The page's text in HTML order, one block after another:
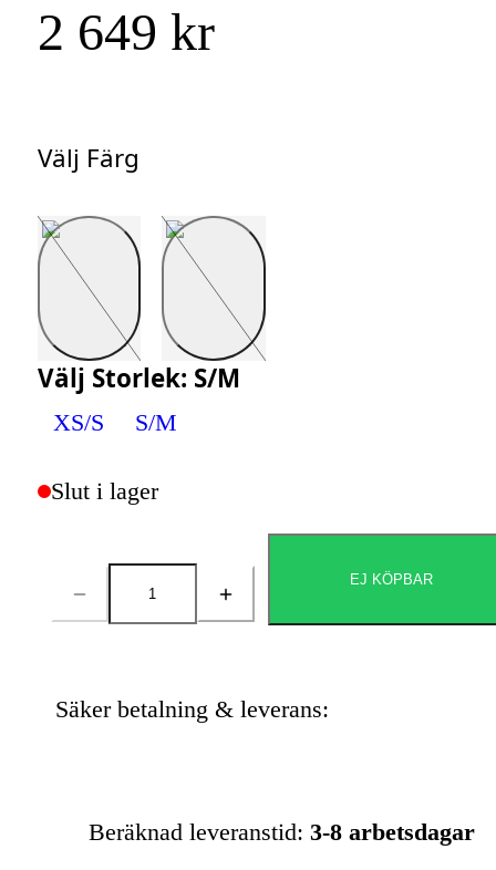
2 649 kr
Välj Färg
Välj Färg
Välj Storlek: S/M
XS/S S/M
Slut i lager
Antal
EJ KÖPBAR
Säker betalning & leverans:
Beräknad leveranstid: 3-8 arbetsdagar